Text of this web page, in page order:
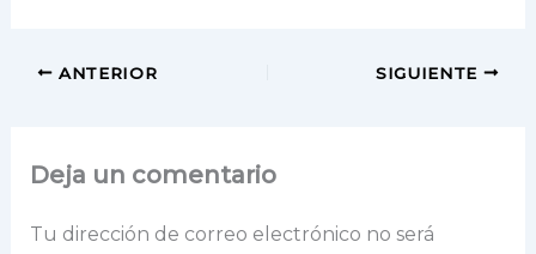
ANTERIOR SIGUIENTE
Deja un comentario
Tu dirección de correo electrónico no será